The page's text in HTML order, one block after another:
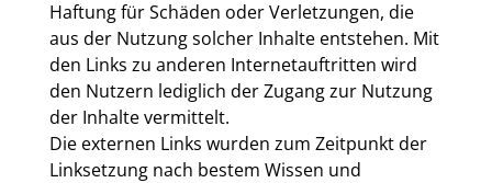
Haftung für Schäden oder Verletzungen, die
aus der Nutzung solcher Inhalte entstehen. Mit
den Links zu anderen Internetauftritten wird
den Nutzern lediglich der Zugang zur Nutzung
der Inhalte vermittelt.
Die externen Links wurden zum Zeitpunkt der
Linksetzung nach bestem Wissen und